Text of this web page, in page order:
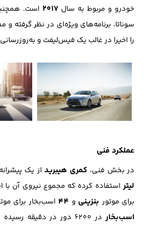
خودرو و مربوط به سال 2017 است.
سوناتا، برنامه‌های ویژه‌ای در نظر گرفته و
را اخیرا در غالب یک فیس‌لیفت و
عملکرد فنی
در بخش فنی، کمری هیبرید از یک پیشرانه 4 سیلندر با حجم
لیتراستفاده کرده که مجموع نیروی آن با
برای موتور بنزینی و 44 اسب‌بخار برای
اسب‌بخار
در 6200 دور در دقیقه